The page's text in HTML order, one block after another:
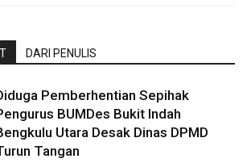
DARI PENULIS
Pemberhentian Sepihak
BUMDes Bukit Indah
Utara Desak Dinas DPMD
Tangan